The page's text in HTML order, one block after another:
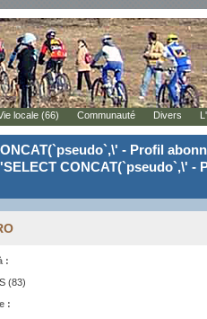
- Profil
CONCAT(`pseudo`,\' -
:
(83)
:
locale (66) Communauté Divers